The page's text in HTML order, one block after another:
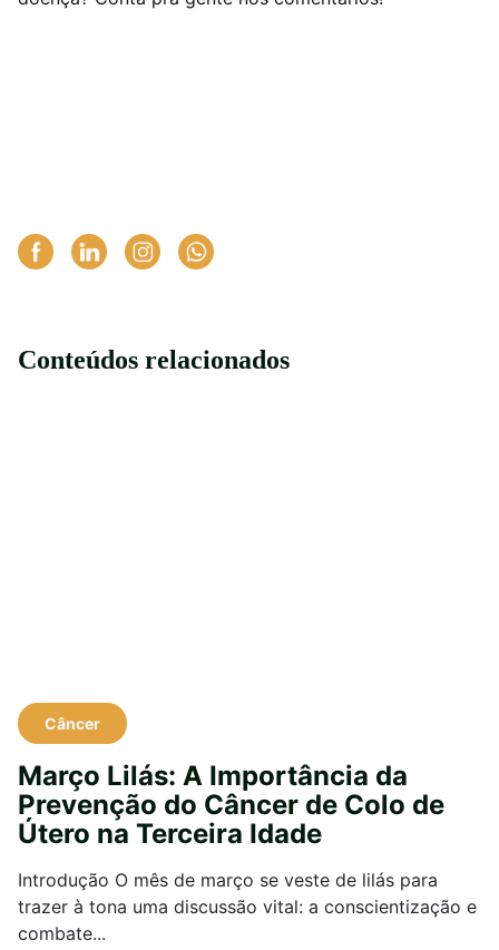
Conteúdos relacionados
Câncer
Março Lilás: A Importância da
Prevenção do Câncer de Colo de
Útero na Terceira Idade
Introdução O mês de março se veste de lilás para
trazer à tona uma discussão vital: a conscientização e
combate...